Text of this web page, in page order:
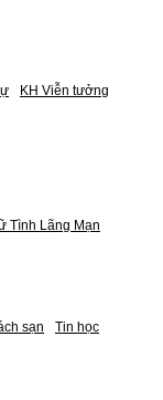
KH Viễn tưởng
Tình Lãng Mạn
sạn Tin học